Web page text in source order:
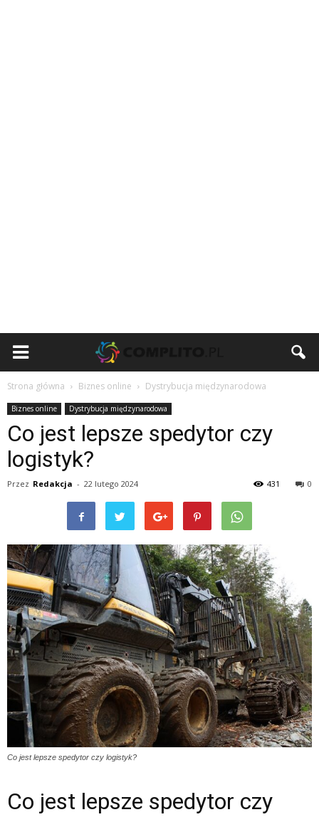
Strona główna Biznes online Dystrybucja międzynarodowa
Biznes online Dystrybucja międzynarodowa
Co jest lepsze spedytor czy
logistyk?
Przez Redakcja - 22 lutego 2024 0
431
Co jest lepsze spedytor czy logistyk?
Co jest lepsze spedytor czy